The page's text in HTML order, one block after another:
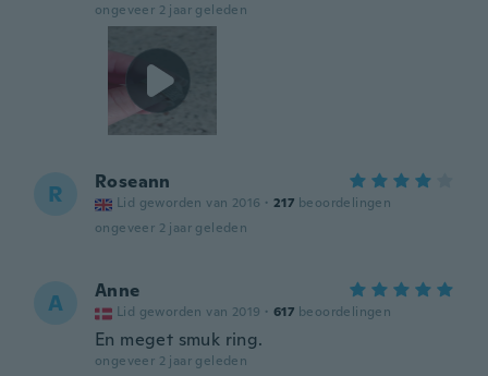
ongeveer 2 jaar geleden
R Roseann
Lid geworden van 2016 · 217 beoordelingen
ongeveer 2 jaar geleden
A Anne
Lid geworden van 2019 · 617 beoordelingen
En meget smuk ring.
ongeveer 2 jaar geleden